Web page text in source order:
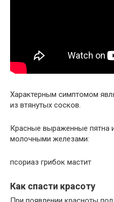
Характерным симптомом
из втянутых сосков.
Красные выраженные пятна
молочными железами:
псориаз грибок мастит
Как спасти красоту